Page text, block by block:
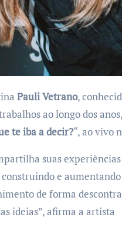
Pauli Vetrano,
ao longo dos
te iba a decir?“, ao vivo
suas
e
de forma
ideias”, afirma a artista